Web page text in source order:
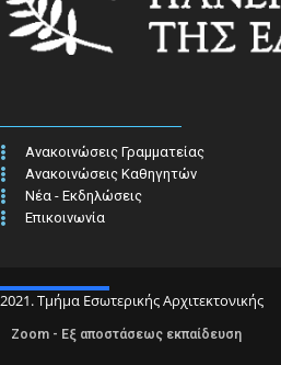
Ανακοινώσεις Γραμματείας
Ανακοινώσεις Καθηγητών
Νέα - Εκδηλώσεις
Επικοινωνία
2021. Τμήμα Εσωτερικής Αρχιτεκτονικής
Zoom - Εξ αποστάσεως εκπαίδευση